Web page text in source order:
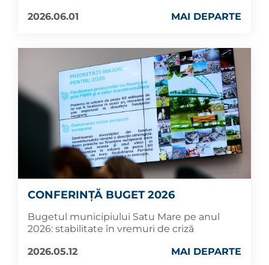
2026.06.01
MAI DEPARTE
CONFERINȚĂ BUGET 2026
Bugetul municipiului Satu Mare pe anul
2026: stabilitate în vremuri de criză
2026.05.12
MAI DEPARTE